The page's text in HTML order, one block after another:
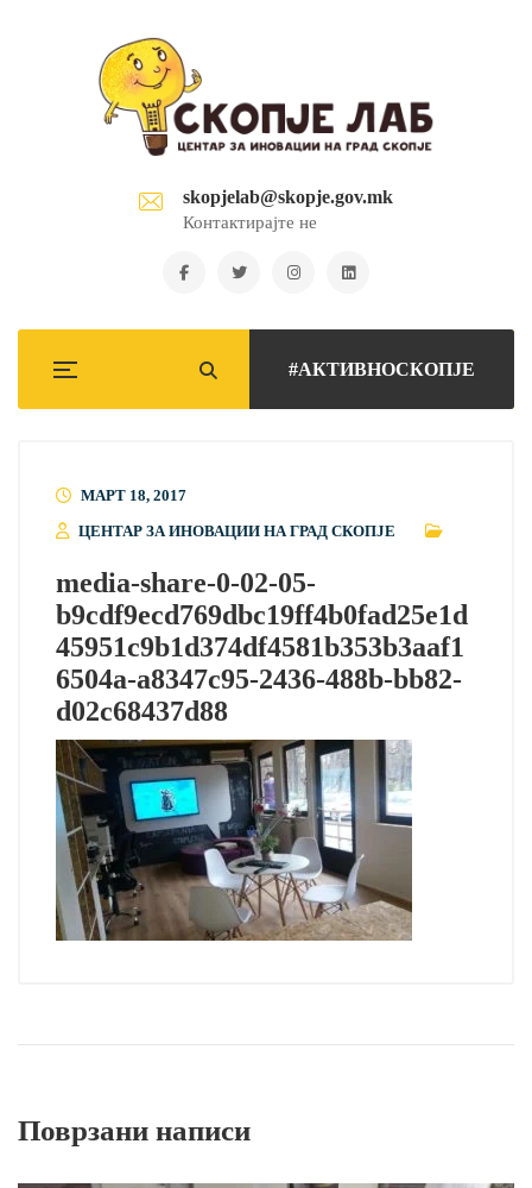
skopjelab@skopje.gov.mk
Контактирајте не
#АКТИВНОСКОПЈЕ
МАРТ 18, 2017
ЦЕНТАР ЗА ИНОВАЦИИ НА ГРАД СКОПЈЕ
media-share-0-02-05-
b9cdf9ecd769dbc19ff4b0fad25e1d
45951c9b1d374df4581b353b3aaf1
6504a-a8347c95-2436-488b-bb82-
d02c68437d88
Поврзани написи